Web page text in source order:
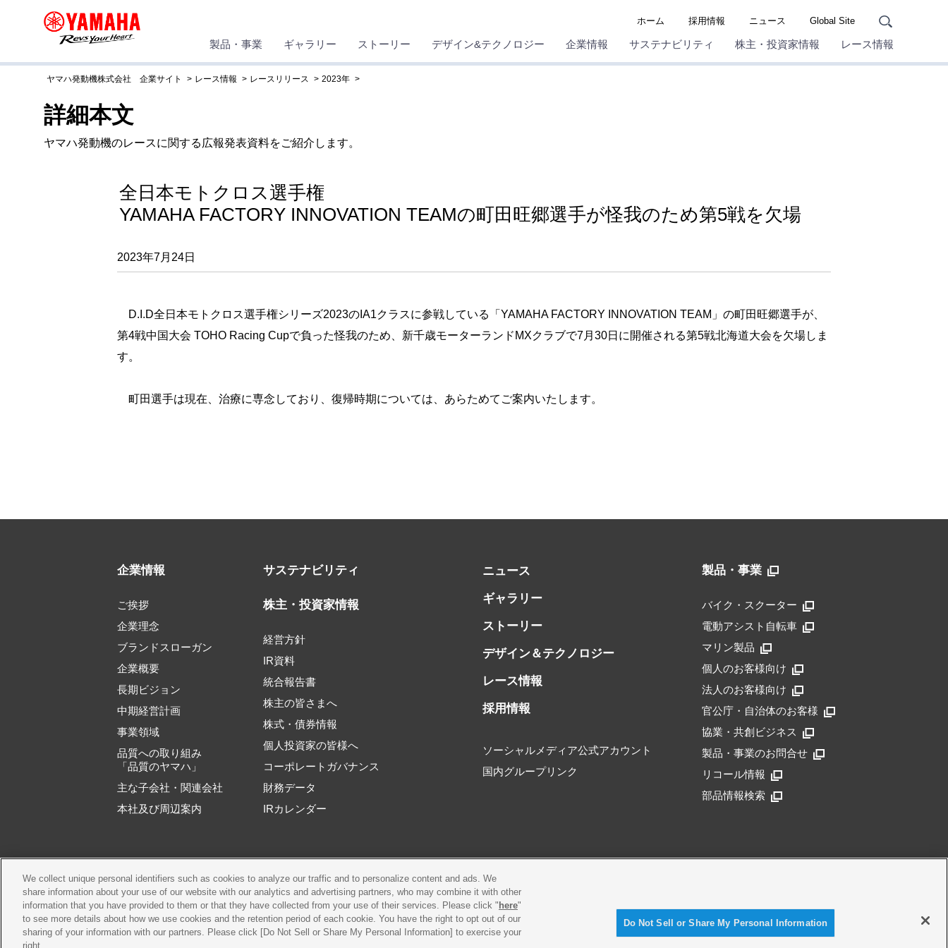
ホーム 採用情報 ニュース Global Site
製品・事業 ギャラリー ストーリー デザイン&テクノロジー 企業情報 サステナビリティ 株主・投資家情報 レース情報
ヤマハ発動機株式会社 企業サイト レース情報 レースリリース 2023年
詳細本文
ヤマハ発動機のレースに関する広報発表資料をご紹介します。
全日本モトクロス選手権
YAMAHA FACTORY INNOVATION TEAMの町田旺郷選手が怪我のため第5戦を欠場
2023年7月24日
D.I.D全日本モトクロス選手権シリーズ2023のIA1クラスに参戦している「YAMAHA FACTORY INNOVATION TEAM」の町田旺郷選手が、
第4戦中国大会 TOHO Racing Cupで負った怪我のため、新千歳モーターランドMXクラブで7月30日に開催される第5戦北海道大会を欠場しま
す。
町田選手は現在、治療に専念しており、復帰時期については、あらためてご案内いたします。
企業情報
ご挨拶
企業理念
ブランドスローガン
企業概要
長期ビジョン
中期経営計画
事業領域
品質への取り組み
「品質のヤマハ」
主な子会社・関連会社
本社及び周辺案内
サステナビリティ
株主・投資家情報
経営方針
IR資料
統合報告書
株主の皆さまへ
株式・債券情報
個人投資家の皆様へ
コーポレートガバナンス
財務データ
IRカレンダー
ニュース
ギャラリー
ストーリー
デザイン＆テクノロジー
レース情報
採用情報
ソーシャルメディア公式アカウント
国内グループリンク
製品・事業
バイク・スクーター
電動アシスト自転車
マリン製品
個人のお客様向け
法人のお客様向け
官公庁・自治体のお客様
協業・共創ビジネス
製品・事業のお問合せ
リコール情報
部品情報検索
ご利用規約 推奨環境 プライバシーポリシー Cookieポリシー
古物営業法に基づく表示
We collect unique personal identifiers such as cookies to analyze our traffic and to personalize content and ads. We
share information about your use of our website with our analytics and advertising partners, who may combine it with other
information that you have provided to them or that they have collected from your use of their services. Please click " here"
to see more details about how we use cookies and the retention period of each cookie. You have the right to opt out of our
sharing of your information with our partners. Please click [Do Not Sell or Share My Personal Information] to exercise your
right.
Do Not Sell or Share My Personal Information